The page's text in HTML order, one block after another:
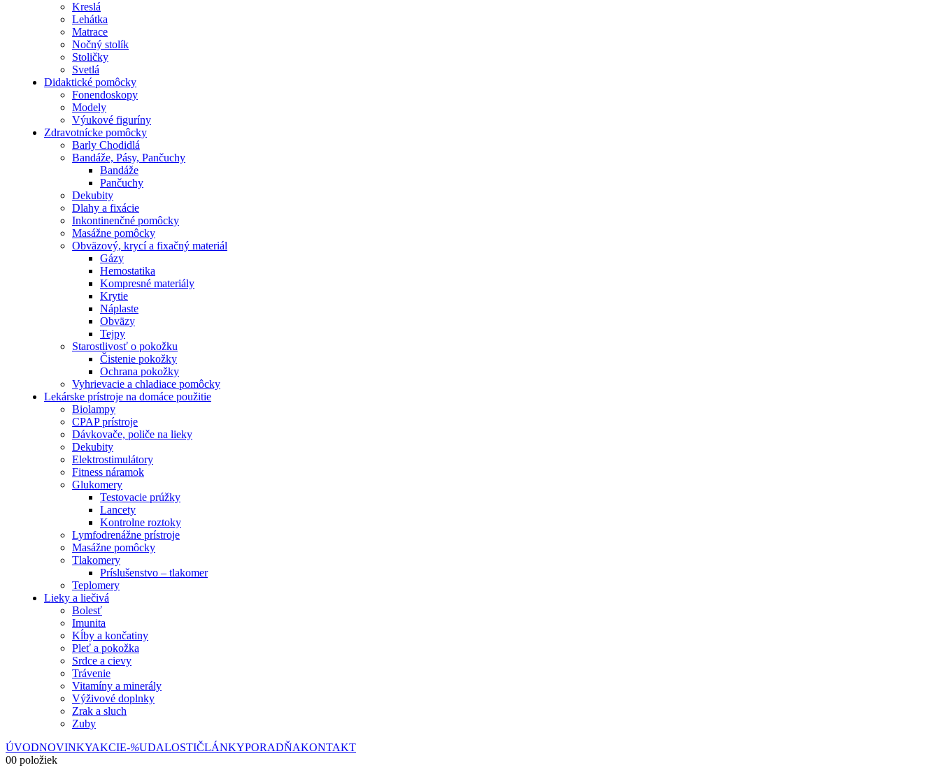
Kreslá
Lehátka
Matrace
Nočný stolík
Stoličky
Svetlá
Didaktické pomôcky
Fonendoskopy
Modely
Výukové figuríny
Zdravotnícke pomôcky
Barly Chodidlá
Bandáže, Pásy, Pančuchy
Bandáže
Pančuchy
Dekubity
Dlahy a fixácie
Inkontinenčné pomôcky
Masážne pomôcky
Obväzový, krycí a fixačný materiál
Gázy
Hemostatika
Kompresné materiály
Krytie
Náplaste
Obväzy
Tejpy
Starostlivosť o pokožku
Čistenie pokožky
Ochrana pokožky
Vyhrievacie a chladiace pomôcky
Lekárske prístroje na domáce použitie
Biolampy
CPAP prístroje
Dávkovače, poliče na lieky
Dekubity
Elektrostimulátory
Fitness náramok
Glukomery
Testovacie prúžky
Lancety
Kontrolne roztoky
Lymfodrenážne prístroje
Masážne pomôcky
Tlakomery
Príslušenstvo – tlakomer
Teplomery
Lieky a liečivá
Bolesť
Imunita
Kĺby a končatiny
Pleť a pokožka
Srdce a cievy
Trávenie
Vitamíny a minerály
Výživové doplnky
Zrak a sluch
Zuby
ÚVODNOVINKYAKCIE-%UDALOSTIČLÁNKYPORADŇAKONTAKT
00 položiek